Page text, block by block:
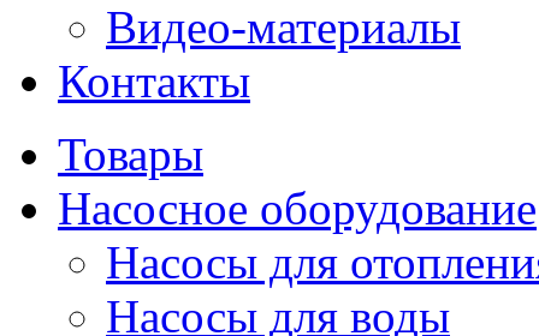
Видео-материалы
Контакты
Товары
Насосное оборудование
Насосы для
Насосы для воды